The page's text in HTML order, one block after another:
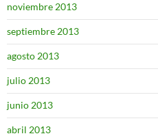
noviembre 2013
septiembre 2013
agosto 2013
julio 2013
junio 2013
abril 2013